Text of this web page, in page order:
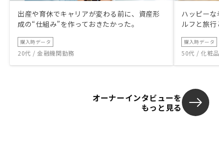
出産や育休でキャリアが変わる前に、資産形
成の“仕組み”を作っておきたかった。
購入時データ
20代 / 金融機関勤務
ハッピー
ルフと旅
購入時データ
50代 / 化粧
オーナーインタビューを
もっと見る